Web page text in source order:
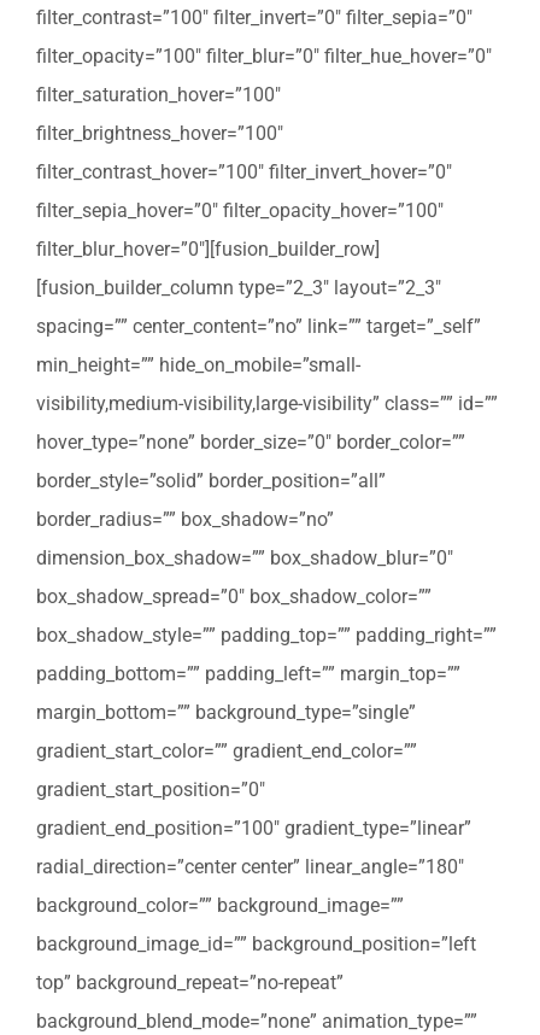
filter_contrast=”100″ filter_invert=”0″ filter_sepia=”0″
filter_opacity=”100″ filter_blur=”0″ filter_hue_hover=”0″
filter_saturation_hover=”100″
filter_brightness_hover=”100″
filter_contrast_hover=”100″ filter_invert_hover=”0″
filter_sepia_hover=”0″ filter_opacity_hover=”100″
filter_blur_hover=”0″][fusion_builder_row]
[fusion_builder_column type=”2_3″ layout=”2_3″
spacing=”” center_content=”no” link=”” target=”_self”
min_height=”” hide_on_mobile=”small-
visibility,medium-visibility,large-visibility” class=”” id=””
hover_type=”none” border_size=”0″ border_color=””
border_style=”solid” border_position=”all”
border_radius=”” box_shadow=”no”
dimension_box_shadow=”” box_shadow_blur=”0″
box_shadow_spread=”0″ box_shadow_color=””
box_shadow_style=”” padding_top=”” padding_right=””
padding_bottom=”” padding_left=”” margin_top=””
margin_bottom=”” background_type=”single”
gradient_start_color=”” gradient_end_color=””
gradient_start_position=”0″
gradient_end_position=”100″ gradient_type=”linear”
radial_direction=”center center” linear_angle=”180″
background_color=”” background_image=””
background_image_id=”” background_position=”left
top” background_repeat=”no-repeat”
background_blend_mode=”none” animation_type=””